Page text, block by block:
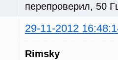
перепроверил, 50
29-11-2012
Rimsky